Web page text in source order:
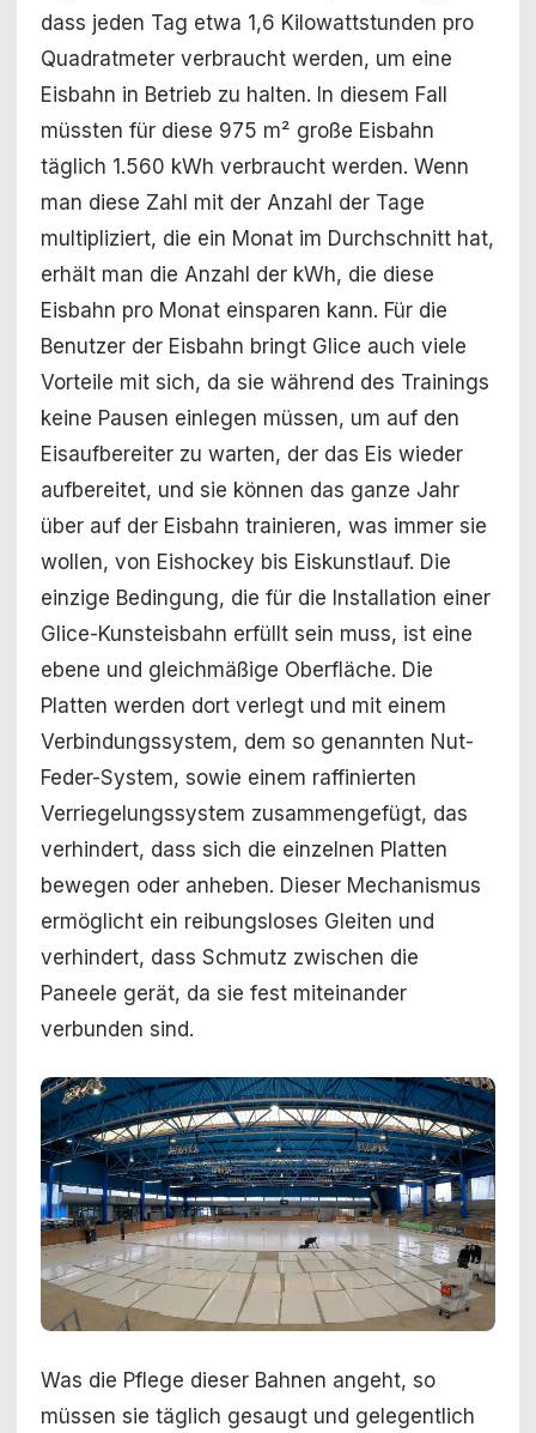
dass jeden Tag etwa 1,6 Kilowattstunden pro
Quadratmeter verbraucht werden, um eine
Eisbahn in Betrieb zu halten. In diesem Fall
müssten für diese 975 m² große Eisbahn
täglich 1.560 kWh verbraucht werden. Wenn
man diese Zahl mit der Anzahl der Tage
multipliziert, die ein Monat im Durchschnitt hat,
erhält man die Anzahl der kWh, die diese
Eisbahn pro Monat einsparen kann. Für die
Benutzer der Eisbahn bringt Glice auch viele
Vorteile mit sich, da sie während des Trainings
keine Pausen einlegen müssen, um auf den
Eisaufbereiter zu warten, der das Eis wieder
aufbereitet, und sie können das ganze Jahr
über auf der Eisbahn trainieren, was immer sie
wollen, von Eishockey bis Eiskunstlauf. Die
einzige Bedingung, die für die Installation einer
Glice-Kunsteisbahn erfüllt sein muss, ist eine
ebene und gleichmäßige Oberfläche. Die
Platten werden dort verlegt und mit einem
Verbindungssystem, dem so genannten Nut-
Feder-System, sowie einem raffinierten
Verriegelungssystem zusammengefügt, das
verhindert, dass sich die einzelnen Platten
bewegen oder anheben. Dieser Mechanismus
ermöglicht ein reibungsloses Gleiten und
verhindert, dass Schmutz zwischen die
Paneele gerät, da sie fest miteinander
verbunden sind.
Was die Pflege dieser Bahnen angeht, so
müssen sie täglich gesaugt und gelegentlich